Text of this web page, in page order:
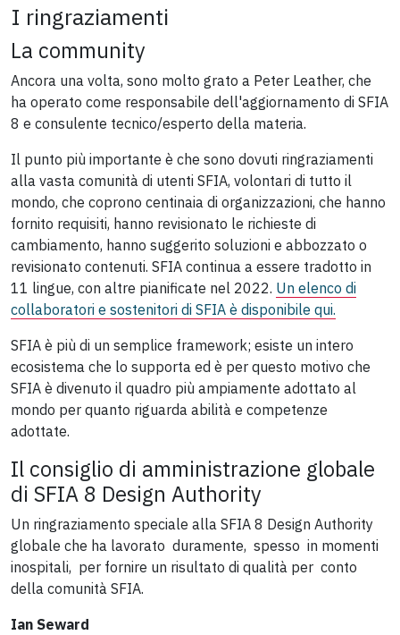
I ringraziamenti
La community
Ancora una volta, sono molto grato a Peter Leather, che
ha operato come responsabile dell'aggiornamento di SFIA
8 e consulente tecnico/esperto della materia.
Il punto più importante è che sono dovuti ringraziamenti
alla vasta comunità di utenti SFIA, volontari di tutto il
mondo, che coprono centinaia di organizzazioni, che hanno
fornito requisiti, hanno revisionato le richieste di
cambiamento, hanno suggerito soluzioni e abbozzato o
revisionato contenuti. SFIA continua a essere tradotto in
11 lingue, con altre pianificate nel 2022. Un elenco di
collaboratori e sostenitori di SFIA è disponibile qui.
SFIA è più di un semplice framework; esiste un intero
ecosistema che lo supporta ed è per questo motivo che
SFIA è divenuto il quadro più ampiamente adottato al
mondo per quanto riguarda abilità e competenze
adottate.
Il consiglio di amministrazione globale
di SFIA 8 Design Authority
Un ringraziamento speciale alla SFIA 8 Design Authority
globale che ha lavorato duramente, spesso in momenti
inospitali, per fornire un risultato di qualità per conto
della comunità SFIA.
Ian Seward